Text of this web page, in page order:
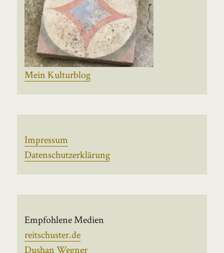
Mein Kulturblog
Impressum
Datenschutzerklärung
Empfohlene Medien
reitschuster.de
Dushan Wegner